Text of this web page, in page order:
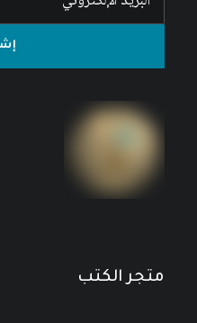
متجر الكتب